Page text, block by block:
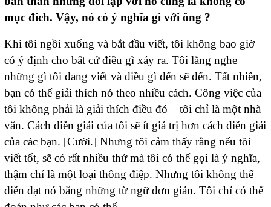
mục đích. Vậy, nó có ý nghĩa gì với ông ?
Khi tôi ngồi xuống và bắt đầu viết, tôi không bao giờ
có ý định cho bất cứ điều gì xảy ra. Tôi lắng nghe
những gì tôi đang viết và điều gì đến sẽ đến. Tất nhiên,
bạn có thể giải thích nó theo nhiều cách. Công việc của
tôi không phải là giải thích điều đó – tôi chỉ là một nhà
văn. Cách diễn giải của tôi sẽ ít giá trị hơn cách diễn giải
của các bạn. [Cười.] Nhưng tôi cảm thấy rằng nếu tôi
viết tốt, sẽ có rất nhiều thứ mà tôi có thể gọi là ý nghĩa,
thậm chí là một loại thông điệp. Nhưng tôi không thể
diễn đạt nó bằng những từ ngữ đơn giản. Tôi chỉ có thể